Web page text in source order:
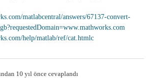
matlabcentral/answers/67137-convert-
help/matlab/ref/cat.htmlc
10 yıl önce cevaplandı